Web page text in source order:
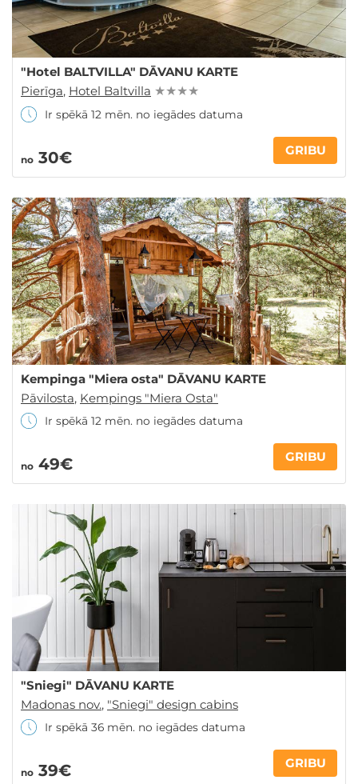
"Hotel BALTVILLA" DĀVANU KARTE
Pierīga, Hotel Baltvilla ★ ★ ★ ★
Ir spēkā 12 mēn. no iegādes datuma
no 30€ GRIBU
Kempinga "Miera osta" DĀVANU KARTE
Pāvilosta, Kempings "Miera Osta"
Ir spēkā 12 mēn. no iegādes datuma
no 49€ GRIBU
"Sniegi" DĀVANU KARTE
Madonas nov., "Sniegi" design cabins
Ir spēkā 36 mēn. no iegādes datuma
no 39€ GRIBU